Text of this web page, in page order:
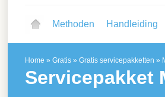
Methoden Handleiding
Home » Gratis » Gratis servicepakketten »
Servicepakket